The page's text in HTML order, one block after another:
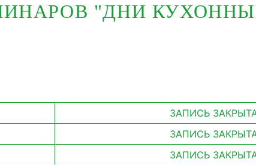
"ДНИ
ЗАПИСЬ
ЗАПИСЬ
ЗАПИСЬ